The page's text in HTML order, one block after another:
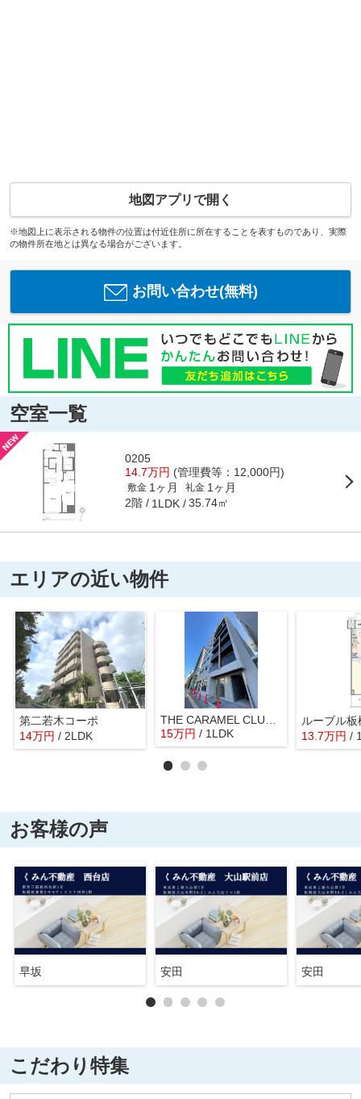
地図アプリで開く
※地図上に表示される物件の位置は付近住所に所在することを表すものであり、実際
の物件所在地とは異なる場合がございます。
お問い合わせ(無料)
空室一覧
0205
14.7万円 (管理費等：12,000円)
敷金 1ヶ月 礼金 1ヶ月
2階 1LDK 35.74㎡
エリアの近い物件
第二若木コーポ
14万円 / 2LDK
THE CARAMEL CLUTCH
15万円 / 1LDK
ルーブル
13.7万円 /
お客様の声
早坂 安田 安田
こだわり特集